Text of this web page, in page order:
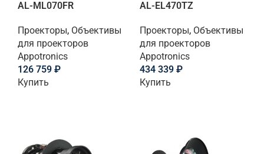
AL-ML070FR
Проекторы, Объективы
для проекторов
Appotronics
126 759 ₽
Купить
AL-EL470TZ
Проекторы, Объективы
для проекторов
Appotronics
434 339 ₽
Купить